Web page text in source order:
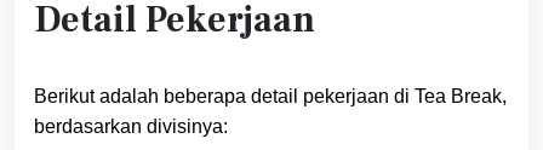
Detail Pekerjaan
Berikut adalah beberapa detail pekerjaan di Tea Break,
berdasarkan divisinya: